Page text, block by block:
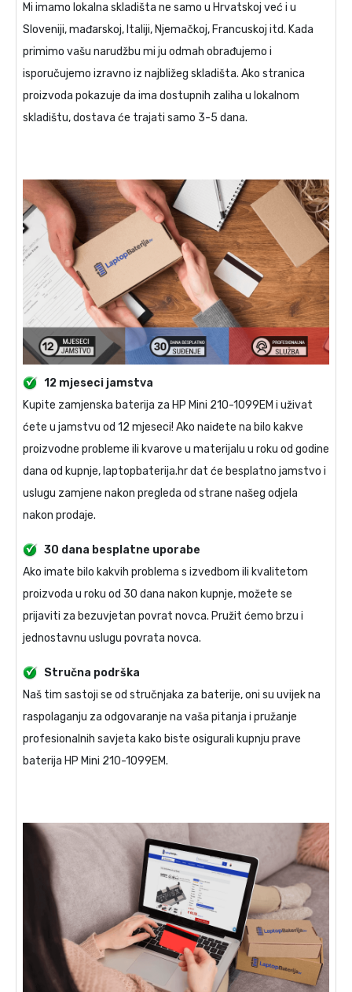
Mi imamo lokalna skladišta ne samo u Hrvatskoj već i u
Sloveniji, mađarskoj, Italiji, Njemačkoj, Francuskoj itd. Kada
primimo vašu narudžbu mi ju odmah obrađujemo i
isporučujemo izravno iz najbližeg skladišta. Ako stranica
proizvoda pokazuje da ima dostupnih zaliha u lokalnom
skladištu, dostava će trajati samo 3-5 dana.
12 mjeseci jamstva
Kupite zamjenska baterija za HP Mini 210-1099EM i uživat
ćete u jamstvu od 12 mjeseci! Ako naiđete na bilo kakve
proizvodne probleme ili kvarove u materijalu u roku od godine
dana od kupnje, laptopbaterija.hr dat će besplatno jamstvo i
uslugu zamjene nakon pregleda od strane našeg odjela
nakon prodaje.
30 dana besplatne uporabe
Ako imate bilo kakvih problema s izvedbom ili kvalitetom
proizvoda u roku od 30 dana nakon kupnje, možete se
prijaviti za bezuvjetan povrat novca. Pružit ćemo brzu i
jednostavnu uslugu povrata novca.
Stručna podrška
Naš tim sastoji se od stručnjaka za baterije, oni su uvijek na
raspolaganju za odgovaranje na vaša pitanja i pružanje
profesionalnih savjeta kako biste osigurali kupnju prave
baterija HP Mini 210-1099EM.